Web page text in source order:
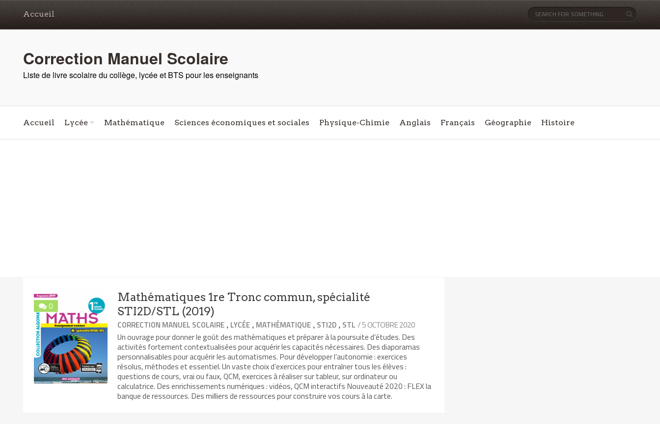
Accueil
Correction Manuel Scolaire
Liste de livre scolaire du collège, lycée et BTS pour les enseignants
Accueil Lycée Mathématique Sciences économiques et sociales Physique-Chimie Anglais Français Géographie Histoire
0
Mathématiques 1re Tronc commun, spécialité
STI2D/STL (2019)
CORRECTION MANUEL SCOLAIRE , LYCÉE , MATHÉMATIQUE , STI2D , STL / 5 OCTOBRE 2020
Un ouvrage pour donner le goût des mathématiques et préparer à la poursuite d’études. Des
activités fortement contextualisées pour acquérir les capacités nécessaires. Des diaporamas
personnalisables pour acquérir les automatismes. Pour développer l’autonomie : exercices
résolus, méthodes et essentiel. Un vaste choix d’exercices pour entraîner tous les élèves :
questions de cours, vrai ou faux, QCM, exercices à réaliser sur tableur, sur ordinateur ou
calculatrice. Des enrichissements numériques : vidéos, QCM interactifs Nouveauté 2020 : FLEX la
banque de ressources. Des milliers de ressources pour construire vos cours à la carte.